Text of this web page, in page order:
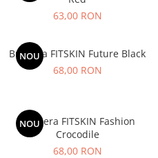
Accesorii Sala
Acccesori Antrenor
Mingi medicinale
Motricitate și Coordonare
Berserker
Valkyrie
63,00 RON
NOU
Bustiera FITSKIN Future Black
68,00 RON
NOU
Bustiera FITSKIN Fashion
Crocodile
68,00 RON